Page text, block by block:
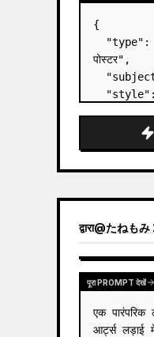
{
"type":
पोस्टर",
ग्रेडिएंट ",
द्वारा@たねもみ
पूरा PROMPT देखें
एक
आर्ट्स लड़ाई